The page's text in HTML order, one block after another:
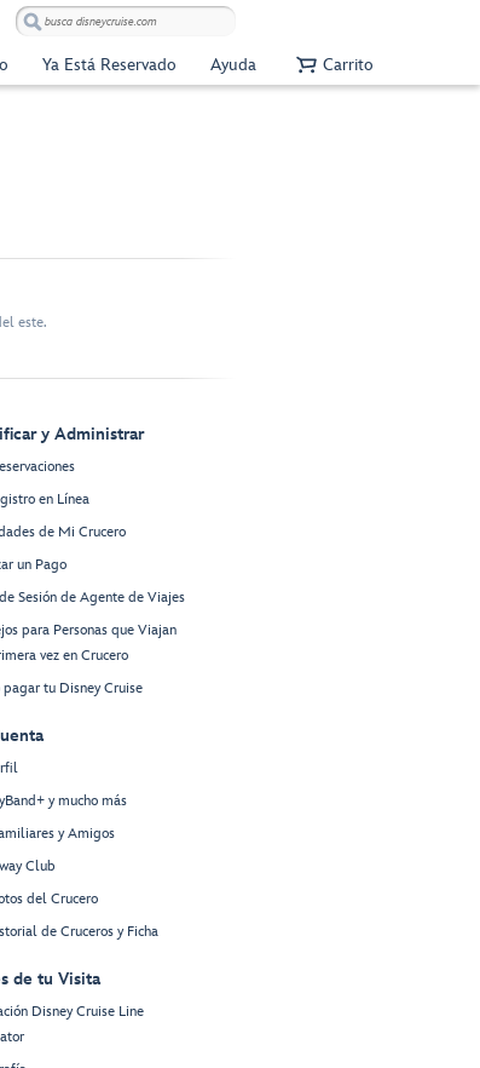
Ya Está Reservado Ayuda Carrito
este.
y Administrar
en Línea
de Mi Crucero
un Pago
Sesión de Agente de Viajes
para Personas que Viajan
vez en Crucero
pagar tu Disney Cruise
y mucho más
y Amigos
Club
del Crucero
de Cruceros y Ficha
de tu Visita
Disney Cruise Line